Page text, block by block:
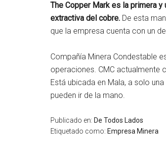
The Copper Mark es la primera
extractiva del cobre. De esta
que la empresa cuenta con un
Compañía Minera Condestable
operaciones. CMC actualmente
Está ubicada en Mala, a solo
pueden ir de la mano.
Publicado en: De Todos Lados
Etiquetado como: Empresa Minera